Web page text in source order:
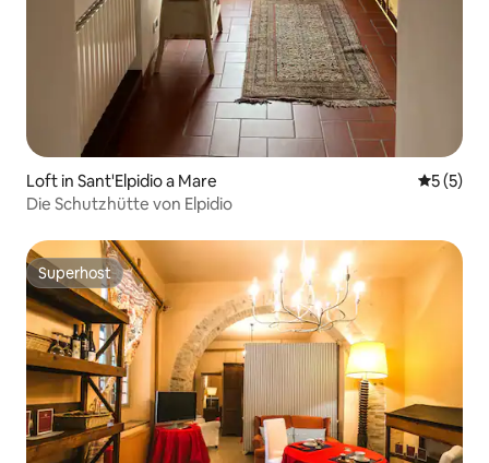
Loft in Sant'Elpidio a Mare
5 (5)
Die Schutzhütte von Elpidio
Superhost
Superhost